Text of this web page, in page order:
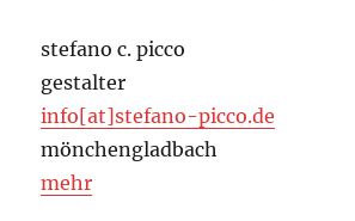
stefano c. picco
gestalter
info[at]stefano-picco.de
mönchengladbach
mehr